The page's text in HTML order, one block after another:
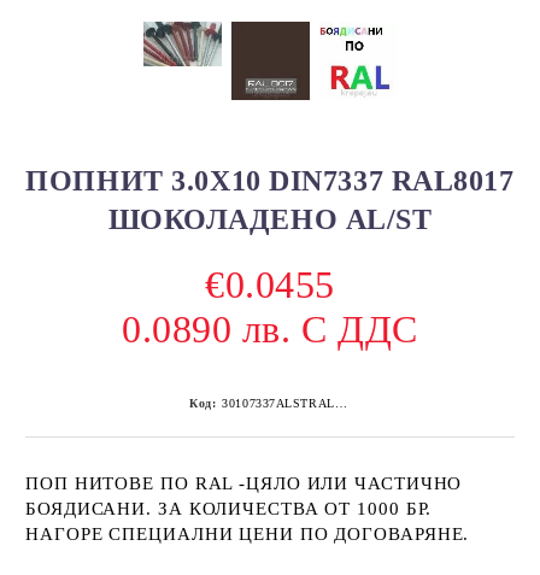
ПОПНИТ 3.0Х10 DIN7337 RAL8017
ШОКОЛАДЕНО AL/ST
€0.0455
0.0890 лв. С ДДС
Код:
ПОП НИТОВЕ ПО RAL -ЦЯЛО ИЛИ ЧАСТИЧНО
БОЯДИСАНИ. ЗА КОЛИЧЕСТВА ОТ 1000 БР.
НАГОРЕ СПЕЦИАЛНИ ЦЕНИ ПО ДОГОВАРЯНЕ.